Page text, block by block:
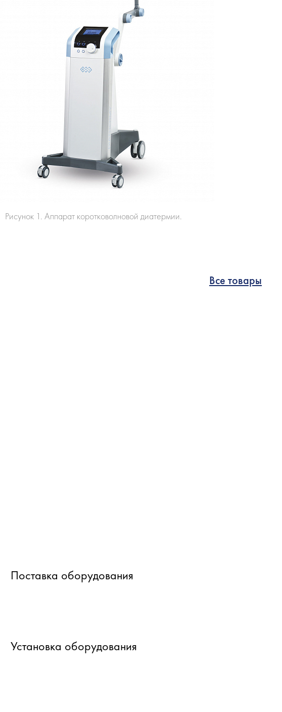
Рисунок 1. Аппарат коротковолновой диатермии.
Все товары
Поставка оборудования
Установка оборудования